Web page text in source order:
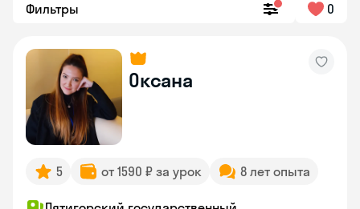
Фильтры 0
Оксана
5 от 1590 ₽ за урок 8 лет опыта